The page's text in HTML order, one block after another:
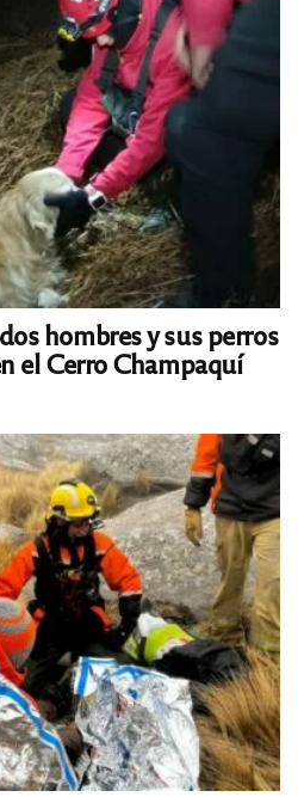
hombres y sus perros
el Cerro Champaquí